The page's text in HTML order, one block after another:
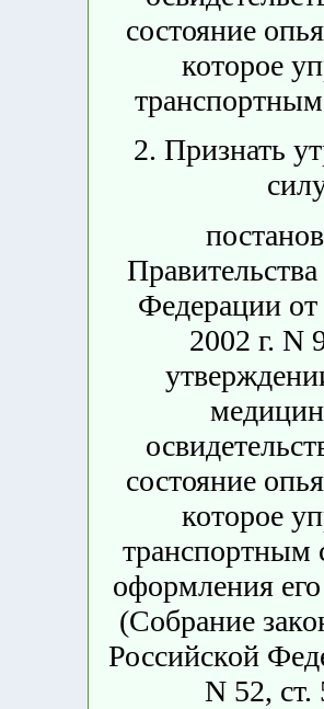
состояние
которое
2. Признать
Федерации от
2002 г. N
состояние
которое
транспортным
оформления его
(Собрание
Российской
N 52, ст.